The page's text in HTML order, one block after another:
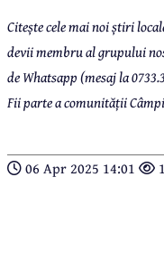
Citește cele mai noi știri
devii membru al grupului
de Whatsapp (mesaj la
Fii parte a comunității
06 Apr 2025 14:01